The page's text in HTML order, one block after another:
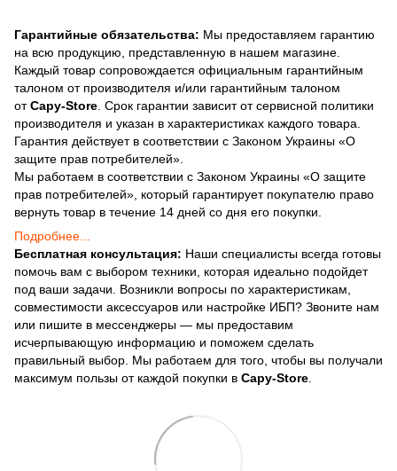
Гарантийные обязательства: Мы предоставляем гарантию
на всю продукцию, представленную в нашем магазине.
Каждый товар сопровождается официальным гарантийным
талоном от производителя и/или гарантийным талоном
отCapy-Store. Срок гарантии зависит от сервисной политики
производителя и указан в характеристиках каждого товара.
Гарантия действует в соответствии с Законом Украины «О
защите прав потребителей».
Мы работаем в соответствии с Законом Украины «О защите
прав потребителей», который гарантирует покупателю право
вернуть товар в течение 14 дней со дня его покупки.
Подробнее...
Бесплатная консультация: Наши специалисты всегда готовы
помочь вам с выбором техники, которая идеально подойдет
под ваши задачи. Возникли вопросы по характеристикам,
совместимости аксессуаров или настройке ИБП? Звоните нам
или пишите в мессенджеры — мы предоставим
исчерпывающую информацию и поможем сделать
правильный выбор. Мы работаем для того, чтобы вы получали
максимум пользы от каждой покупки в Capy-Store.